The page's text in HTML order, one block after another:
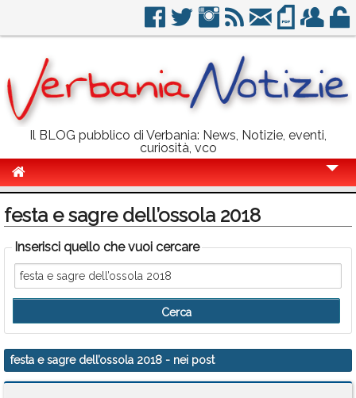
Il BLOG pubblico di Verbania: News, Notizie, eventi,
curiosità, vco
Politica
Sport
Eventi
Info Utili
Rubriche
Calendario
festa e sagre dell’ossola 2018
Inserisci quello che vuoi cercare
festa e sagre dell’ossola 2018 - nei post